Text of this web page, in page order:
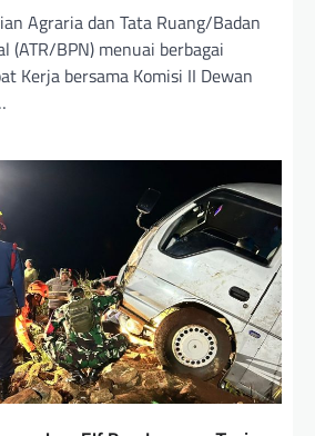
Agraria dan Tata Ruang/Badan
(ATR/BPN) menuai berbagai
Kerja bersama Komisi II Dewan